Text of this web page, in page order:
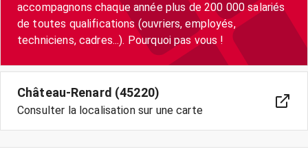
accompagnons chaque année plus de 200 000 salariés
de toutes qualifications (ouvriers, employés,
techniciens, cadres...). Pourquoi pas vous !
Château-Renard (45220)
Consulter la localisation sur une carte